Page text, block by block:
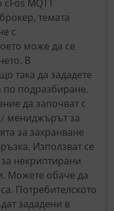
cFos MQTT
темата
с
може да се
В
така да зададете
по подразбиране.
да започват с
мениджърът за
за захранване
Използват се
за некриптирани
Можете обаче да
Потребителското
зададени в